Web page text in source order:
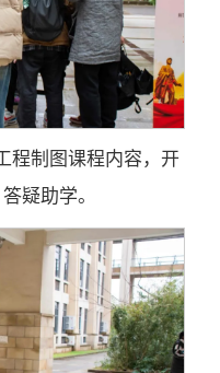
程制图课程内容，开
疑助学。